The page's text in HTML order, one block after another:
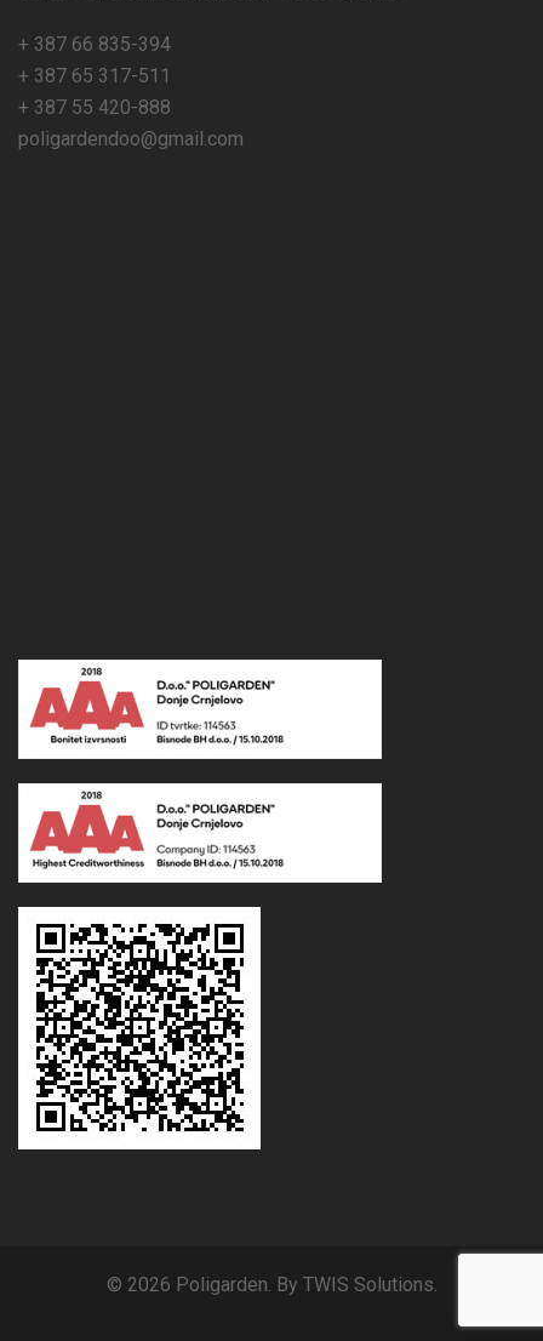
+ 387 66 835-394
+ 387 65 317-511
+ 387 55 420-888
poligardendoo@gmail.com
© 2026 Poligarden. By TWIS Solutions.